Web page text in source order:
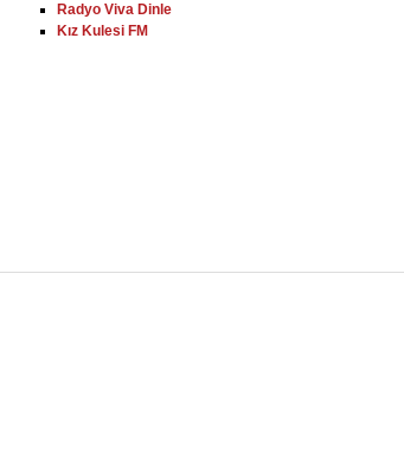
Radyo Viva Dinle
Kız Kulesi FM